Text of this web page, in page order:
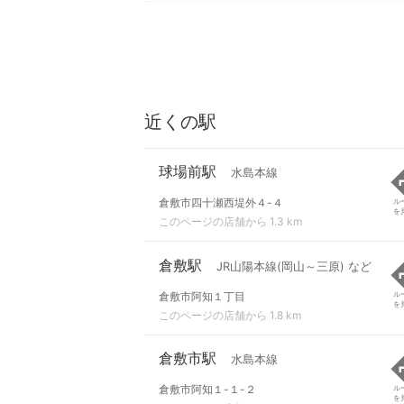
近くの駅
球場前駅 水島本線
倉敷市四十瀬西堤外４-４
このページの店舗から 1.3 km
ル
を
倉敷駅 JR山陽本線(岡山～三原) など
倉敷市阿知１丁目
このページの店舗から 1.8 km
ル
を
倉敷市駅 水島本線
倉敷市阿知１-１-２
ル
を